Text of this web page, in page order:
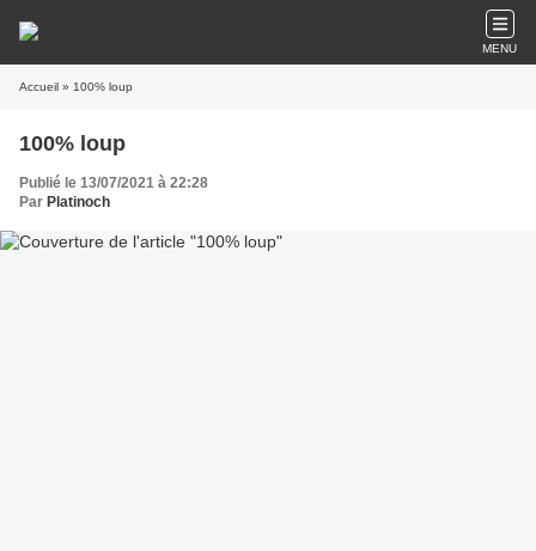
MENU
Accueil » 100% loup
100% loup
Publié le 13/07/2021 à 22:28
Par Platinoch